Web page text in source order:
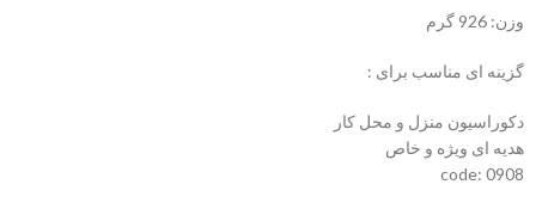
وزن: 926 گرم
گزینه ای مناسب برای :
دکوراسیون منزل و محل کار
هدیه ای ویژه و خاص
code: 0908